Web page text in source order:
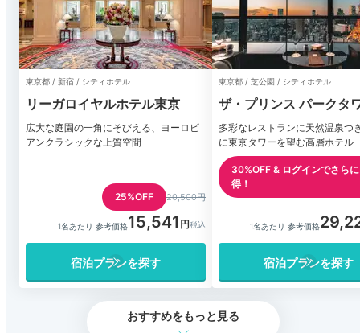
東京都 / 新宿 / シティホテル
リーガロイヤルホテル東京
広大な庭園の一角にそびえる、ヨーロピ
アンクラシックな上質空間
25%OFF 20,500円
1名あたり 参考価格15,541
宿泊プランを探す
東京都 / 芝公園 / シティホテル
ザ・プリンス パークタ
京
多彩なレストランに天然温泉つ
に東京タワーを望む高層ホテル
30%OFF & ログインでさら
得！
1名あたり 参考価格
宿泊プランを探す
おすすめをもっと見る